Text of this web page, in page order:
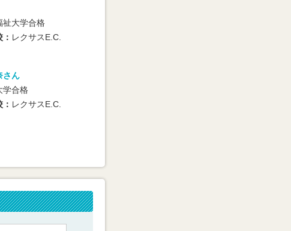
祉大学合格
レクサスE.C.
さん
学合格
レクサスE.C.